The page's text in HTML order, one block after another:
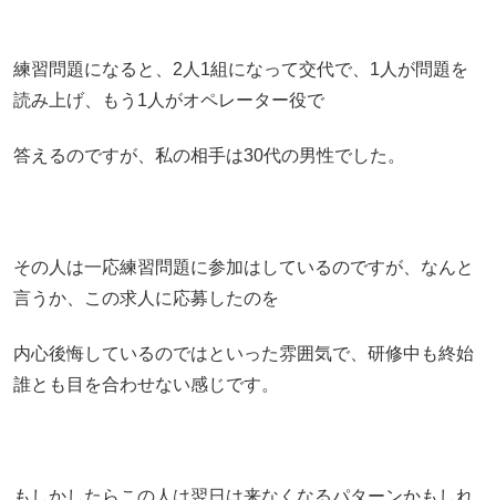
練習問題になると、2人1組になって交代で、1人が問題を
読み上げ、もう1人がオペレーター役で
答えるのですが、私の相手は30代の男性でした。
その人は一応練習問題に参加はしているのですが、なんと
言うか、この求人に応募したのを
内心後悔しているのではといった雰囲気で、研修中も終始
誰とも目を合わせない感じです。